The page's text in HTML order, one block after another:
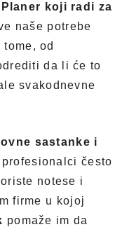
Planer koji radi za
naše potrebe
od
da li će to
svakodnevne
sastanke i
često
notese i
firme u kojoj
pomaže im da